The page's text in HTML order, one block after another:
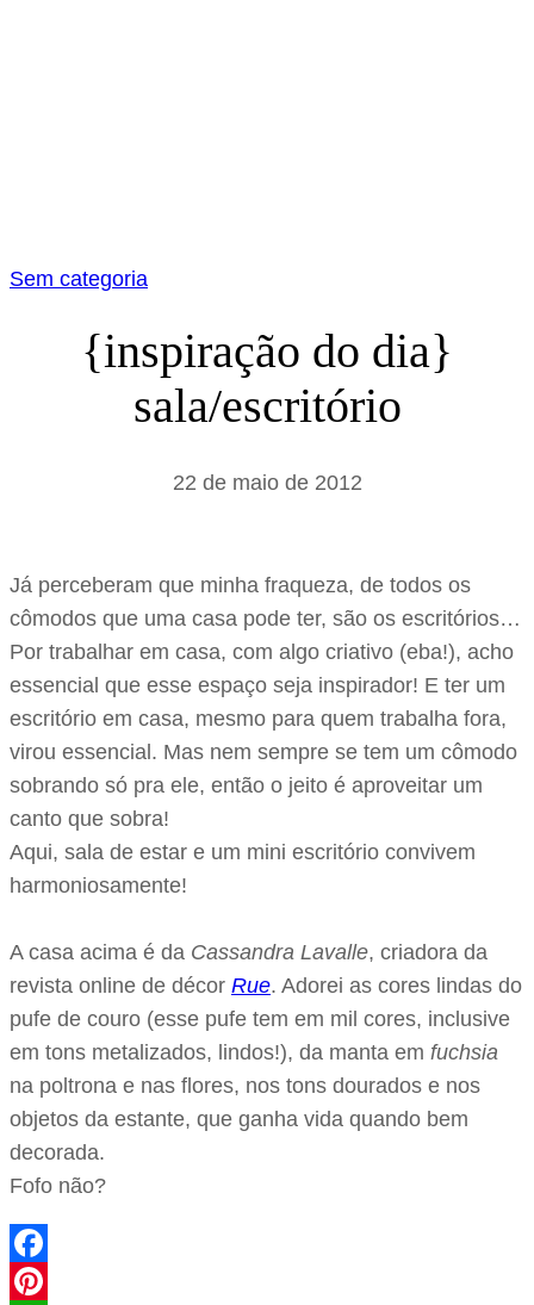
Sem categoria
{inspiração do dia}
sala/escritório
22 de maio de 2012
Já perceberam que minha fraqueza, de todos os
cômodos que uma casa pode ter, são os escritórios…
Por trabalhar em casa, com algo criativo (eba!), acho
essencial que esse espaço seja inspirador! E ter um
escritório em casa, mesmo para quem trabalha fora,
virou essencial. Mas nem sempre se tem um cômodo
sobrando só pra ele, então o jeito é aproveitar um
canto que sobra!
Aqui, sala de estar e um mini escritório convivem
harmoniosamente!
A casa acima é da Cassandra Lavalle, criadora da
revista online de décor Rue. Adorei as cores lindas do
pufe de couro (esse pufe tem em mil cores, inclusive
em tons metalizados, lindos!), da manta em fuchsia
na poltrona e nas flores, nos tons dourados e nos
objetos da estante, que ganha vida quando bem
decorada.
Fofo não?
Facebook